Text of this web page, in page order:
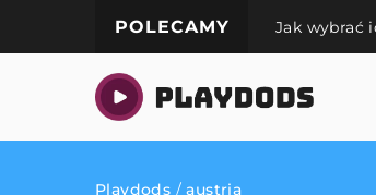
POLECAMY Jak wybrać
Playdods /austria